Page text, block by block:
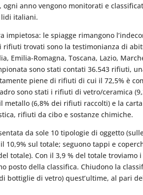
anno vengono monitorati e
lidi italiani.
le spiagge rimangono
trovati sono la testimonianza di
Emilia-Romagna, Toscana, Lazio,
sono stati contati 36.543 rifiuti,
piene di rifiuti di cui il 72,5% è
sono stati i rifiuti di vetro/ceramica
(6,8% dei rifiuti raccolti) e la
rifiuti da cibo e sostanze chimiche.
da sole 10 tipologie di oggetto
sul totale; seguono tappi e
totale). Con il 3,9 % del totale
della classifica. Chiudono la
di vetro) quest’ultime, al pari